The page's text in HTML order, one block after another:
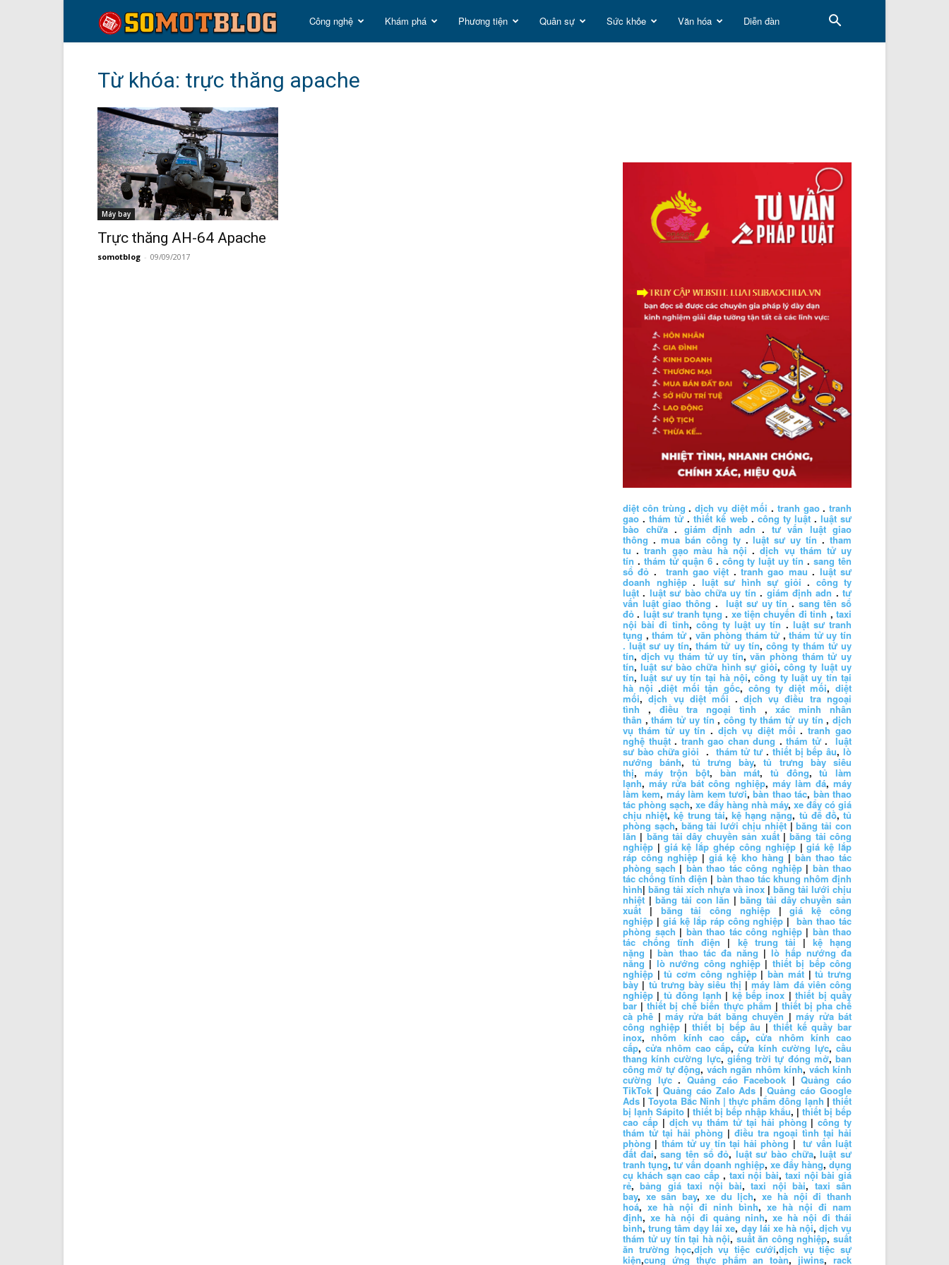
soCông nghệ Khám phá Phương tiện Quân sự Sức khỏe Văn hóa Diễn đàn
Từ khóa: trực thăng apache
Máy bay
Trực thăng AH-64 Apache
somotblog - 09/09/2017
diệt côn trùng . dịch vụ diệt mối . tranh gao. tranh
gao .thám tử .thiết kế web. công ty luật.luật sư
bào chữa. giám định adn . tư vấn luật giao
thông . mua bán công ty.luật sư uy tín .tham
tu .tranh gạo màu hà nội .dịch vụ thám tử uy
tín . thám tử quận 6. công ty luật uy tín .sang tên
sổ đỏ . tranh gao việt .tranh gao mau . luật sư
doanh nghiệp. luật sư hình sự giỏi . công ty
luật . luật sư bào chữa uy tín . giám định adn .tư
vấn luật giao thông .luật sư uy tín . sang tên sổ
đỏ . luật sư tranh tụng . xe tiện chuyến đi tỉnh ,taxi
nội bài đi tỉnh, công ty luật uy tín . luật sư tranh
tụng ,thám tử, văn phòng thám tử ,thám tử uy tín
. luật sư uy tín,thám tử uy tín, công ty thám tử uy
tín, dịch vụ thám tử uy tín,văn phòng thám tử uy
tín,luật sư bào chữa hình sự giỏi, công ty luật uy
tín,luật sư uy tín tại hà nội,công ty luật uy tín tại
hà nội.diệt mối tận gốc, công ty diệt mối,diệt
mối,dịch vụ diệt mối . dịch vụ điều tra ngoại
tình , điều tra ngoại tình ,xác minh nhân
thân ,thám tử uy tín ,công ty thám tử uy tín ,dịch
vụ thám tử uy tín .dịch vụ diệt mối .tranh gao
nghệ thuật. tranh gao chan dung . thám tử. luật
sư bào chữa giỏi . thám tử tư . thiết bị bếp âu,lò
nướng bánh, tủ trưng bày,tủ trưng bày siêu
thị, máy trộn bột, bàn mát,tủ đông,tủ làm
lạnh,máy rửa bát công nghiệp, máy làm đá,máy
làm kem, máy làm kem tươi,bàn thao tác, bàn thao
tác phòng sạch, xe đẩy hàng nhà máy, xe đẩy có giá
chịu nhiệt,kệ trung tải, kệ hạng nặng, tủ để đồ,tủ
phòng sạch, băng tải lưới chịu nhiệt|băng tải con
lăn | băng tải dây chuyền sản xuất|băng tải công
nghiệp | giá kệ lắp ghép công nghiệp|giá kệ lắp
ráp công nghiệp |giá kệ kho hàng | bàn thao tác
phòng sạch | bàn thao tác công nghiệp| bàn thao
tác chống tĩnh điện | bàn thao tác khung nhôm định
hình| băng tải xích nhựa và inox | băng tải lưới chịu
nhiệt |băng tải con lăn |băng tải dây chuyền sản
xuất | băng tải công nghiệp|giá kệ công
nghiệp | giá kệ lắp ráp công nghiệp |bàn thao tác
phòng sạch | bàn thao tác công nghiệp| bàn thao
tác chống tĩnh điện | kệ trung tải | kệ hạng
nặng |bàn thao tác đa năng |lò hấp nướng đa
năng | lò nướng công nghiệp | thiết bị bếp công
nghiệp |tủ cơm công nghiệp|bàn mát|tủ trưng
bày | tủ trưng bày siêu thị | máy làm đá viên công
nghiệp | tủ đông lạnh | kệ bếp inox |thiết bị quầy
bar |thiết bị chế biến thực phẩm | thiết bị pha chế
cà phê |máy rửa bát băng chuyền |máy rửa bát
công nghiệp|thiết bị bếp âu | thiết kế quầy bar
inox,nhôm kính cao cấp,cửa nhôm kính cao
cấp, cửa nhôm cao cấp, cửa kính cường lực, cầu
thang kính cường lực, giếng trời tự đóng mở,ban
công mở tự động, vách ngăn nhôm kính, vách kính
cường lực. Quảng cáo Facebook |Quảng cáo
TikTok | Quảng cáo Zalo Ads |Quảng cáo Google
Ads |Toyota Bắc Ninh | thực phẩm đông lạnh |thiết
bị lạnh Sápito | thiết bị bếp nhập khẩu, | thiết bị bếp
cao cấp| dịch vụ thám tử tại hải phòng |công ty
thám tử tại hải phòng | điều tra ngoại tình tại hải
phòng | thám tử uy tín tại hải phòng |tư vấn luật
đất đai,sang tên sổ đỏ, luật sư bào chữa,luật sư
tranh tụng, tư vấn doanh nghiệp, xe đẩy hàng, dụng
cụ khách sạn cao cấp , taxi nội bài, taxi nội bài giá
rẻ,bảng giá taxi nội bài,taxi nội bài, taxi sân
bay, xe sân bay, xe du lịch,xe hà nội đi thanh
hoá, xe hà nội đi ninh bình, xe hà nội đi nam
định, xe hà nội đi quảng ninh,xe hà nội đi thái
bình,trung tâm dạy lái xe, dạy lái xe hà nội, dịch vụ
thám tử uy tín tại hà nội, suất ăn công nghiệp,suất
ăn trường học,dịch vụ tiệc cưới,dịch vụ tiệc sự
kiện,cung ứng thực phẩm an toàn, jiwins,rack